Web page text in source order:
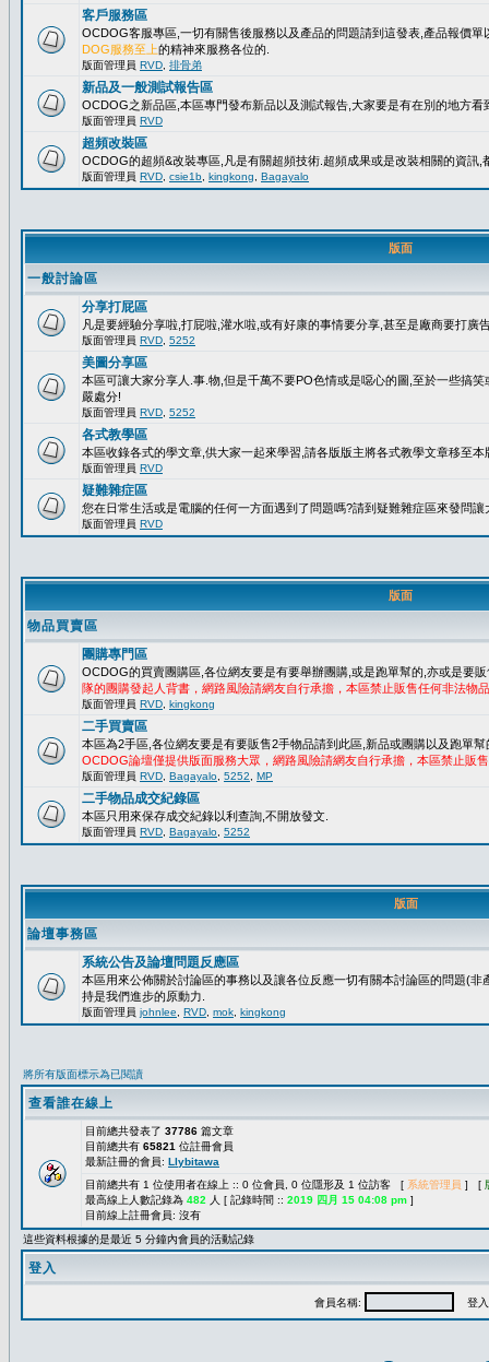
客戶服務區
OCDOG客服專區,一切有關售後服務以及產品的問題請到這發表,產品報價
DOG服務至上的精神來服務各位的.
版面管理員 RVD 排骨弟
新品及一般測試報告區
OCDOG之新品區,本區專門發布新品以及測試報告,大家要是有在別的地方看
版面管理員 RVD
超頻改裝區
OCDOG的超頻&改裝專區,凡是有關超頻技術.超頻成果或是改裝相關的資訊,
版面管理員 RVD csie1b kingkong Bagayalo
版面
一般討論區
分享打屁區
凡是要經驗分享啦,打屁啦,灌水啦,或有好康的事情要分享,甚至是廠商要打廣
版面管理員 RVD 5252
美圖分享區
本區可讓大家分享人.事.物,但是千萬不要PO色情或是噁心的圖,至於一些搞
嚴處分!
版面管理員 RVD 5252
各式教學區
本區收錄各式的學文章,供大家一起來學習,請各版版主將各式教學文章移至本
版面管理員 RVD
疑難雜症區
您在日常生活或是電腦的任何一方面遇到了問題嗎?請到疑難雜症區來發問讓
版面管理員 RVD
版面
物品買賣區
團購專門區
OCDOG的買賣團購區,各位網友要是有要舉辦團購,或是跑單幫的,亦或是要
隊的團購發起人背書，網路風險請網友自行承擔，本區禁止販售任何非法物
版面管理員 RVD kingkong
二手買賣區
本區為2手區,各位網友要是有要販售2手物品請到此區,新品或團購以及跑單
OCDOG論壇僅提供版面服務大眾，網路風險請網友自行承擔，本區禁止販
版面管理員 RVD Bagayalo 5252 MP
二手物品成交紀錄區
本區只用來保存成交紀錄以利查詢,不開放發文.
版面管理員 RVD Bagayalo 5252
版面
論壇事務區
系統公告及論壇問題反應區
本區用來公佈關於討論區的事務以及讓各位反應一切有關本討論區的問題(
持是我們進步的原動力.
版面管理員 johnlee RVD mok kingkong
將所有版面標示為已閱讀
查看誰在線上
目前總共發表了 37786 篇文章
目前總共有 65821 位註冊會員
最新註冊的會員: Llybitawa
目前總共有 1 位使用者在線上 :: 0 位會員, 0 位隱形及 1 位訪客 [ 系統管理員 ] [
最高線上人數記錄為 482 人 [ 記錄時間 :: 2019 四月 15 04:08 pm ]
目前線上註冊會員: 沒有
這些資料根據的是最近 5 分鐘內會員的活動記錄
登入
會員名稱: 登入